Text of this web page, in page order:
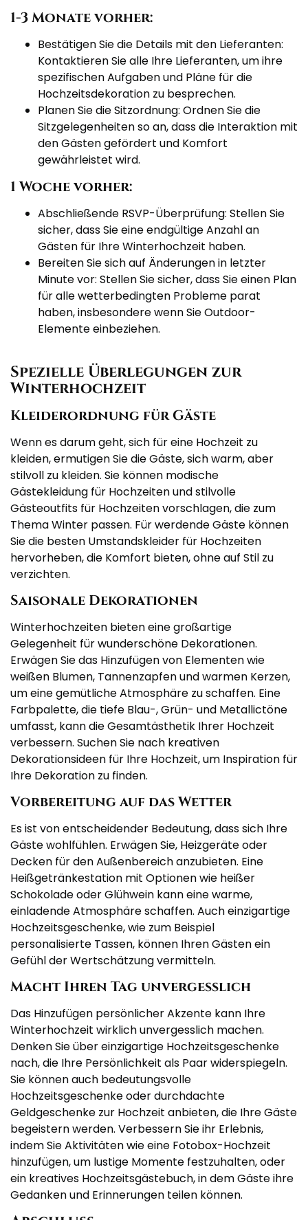
1-3 Monate vorher:
Bestätigen Sie die Details mit den Lieferanten:
Kontaktieren Sie alle Ihre Lieferanten, um ihre
spezifischen Aufgaben und Pläne für die
Hochzeitsdekoration zu besprechen.
Planen Sie die Sitzordnung: Ordnen Sie die
Sitzgelegenheiten so an, dass die Interaktion mit
den Gästen gefördert und Komfort
gewährleistet wird.
1 Woche vorher:
Abschließende RSVP-Überprüfung: Stellen Sie
sicher, dass Sie eine endgültige Anzahl an
Gästen für Ihre Winterhochzeit haben.
Bereiten Sie sich auf Änderungen in letzter
Minute vor: Stellen Sie sicher, dass Sie einen Plan
für alle wetterbedingten Probleme parat
haben, insbesondere wenn Sie Outdoor-
Elemente einbeziehen.
Spezielle Überlegungen zur
Winterhochzeit
Kleiderordnung für Gäste
Wenn es darum geht, sich für eine Hochzeit zu
kleiden, ermutigen Sie die Gäste, sich warm, aber
stilvoll zu kleiden. Sie können modische
Gästekleidung für Hochzeiten und stilvolle
Gästeoutfits für Hochzeiten vorschlagen, die zum
Thema Winter passen. Für werdende Gäste können
Sie die besten Umstandskleider für Hochzeiten
hervorheben, die Komfort bieten, ohne auf Stil zu
verzichten.
Saisonale Dekorationen
Winterhochzeiten bieten eine großartige
Gelegenheit für wunderschöne Dekorationen.
Erwägen Sie das Hinzufügen von Elementen wie
weißen Blumen, Tannenzapfen und warmen Kerzen,
um eine gemütliche Atmosphäre zu schaffen. Eine
Farbpalette, die tiefe Blau-, Grün- und Metallictöne
umfasst, kann die Gesamtästhetik Ihrer Hochzeit
verbessern. Suchen Sie nach kreativen
Dekorationsideen für Ihre Hochzeit, um Inspiration für
Ihre Dekoration zu finden.
Vorbereitung auf das Wetter
Es ist von entscheidender Bedeutung, dass sich Ihre
Gäste wohlfühlen. Erwägen Sie, Heizgeräte oder
Decken für den Außenbereich anzubieten. Eine
Heißgetränkestation mit Optionen wie heißer
Schokolade oder Glühwein kann eine warme,
einladende Atmosphäre schaffen. Auch einzigartige
Hochzeitsgeschenke, wie zum Beispiel
personalisierte Tassen, können Ihren Gästen ein
Gefühl der Wertschätzung vermitteln.
Macht Ihren Tag unvergesslich
Das Hinzufügen persönlicher Akzente kann Ihre
Winterhochzeit wirklich unvergesslich machen.
Denken Sie über einzigartige Hochzeitsgeschenke
nach, die Ihre Persönlichkeit als Paar widerspiegeln.
Sie können auch bedeutungsvolle
Hochzeitsgeschenke oder durchdachte
Geldgeschenke zur Hochzeit anbieten, die Ihre Gäste
begeistern werden. Verbessern Sie ihr Erlebnis,
indem Sie Aktivitäten wie eine Fotobox-Hochzeit
hinzufügen, um lustige Momente festzuhalten, oder
ein kreatives Hochzeitsgästebuch, in dem Gäste ihre
Gedanken und Erinnerungen teilen können.